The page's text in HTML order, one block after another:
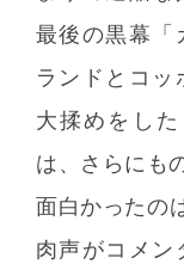
最後の黒幕「
ランドとコッ
大揉めをし
は、さらにも
面白かったの
肉声がコメン